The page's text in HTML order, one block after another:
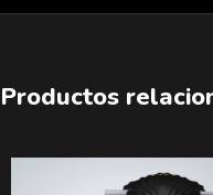
Productos